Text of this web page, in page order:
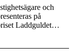
och
på
Laddguldet…